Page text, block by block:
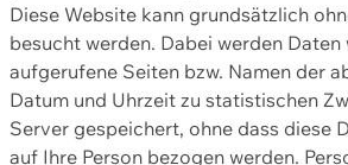
Diese Website kann grundsätzlich
besucht werden. Dabei werden
aufgerufene Seiten bzw. Namen der
Datum und Uhrzeit zu statistischen
Server gespeichert, ohne dass diese
auf Ihre Person bezogen werden.